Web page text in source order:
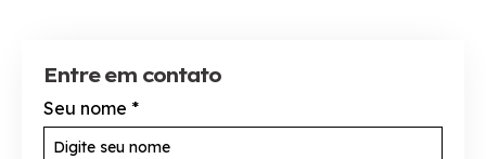
Entre em contato
Seu nome *